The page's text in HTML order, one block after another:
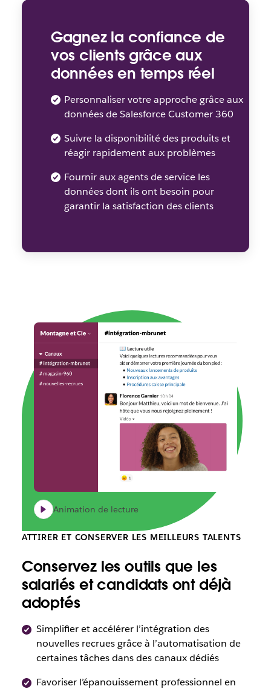
Gagnez la confiance de
vos clients grâce aux
données en temps réel
Personnaliser votre approche grâce aux
données de Salesforce Customer 360
Suivre la disponibilité des produits et
réagir rapidement aux problèmes
Fournir aux agents de service les
données dont ils ont besoin pour
garantir la satisfaction des clients
Animation de lecture
ATTIRER ET CONSERVER LES MEILLEURS TALENTS
Conservez les outils que les
salariés et candidats ont déjà
adoptés
Simplifier et accélérer l’intégration des
nouvelles recrues grâce à l’automatisation de
certaines tâches dans des canaux dédiés
Favoriser l’épanouissement professionnel en